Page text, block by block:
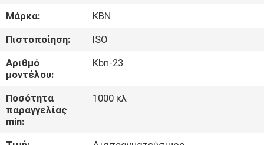
ΕΡΓΟΣΤΑΣΊΩΝ
ΠΟΙΟΤΙΚΌΣ
ΈΛΕΓΧΟΣ
ΜΑΣ
Μάρκα:
KBN
Πιστοποίηση:
ISO
Αριθμό
μοντέλου:
Kbn-23
Ποσότητα
παραγγελίας
min:
1000 κλ